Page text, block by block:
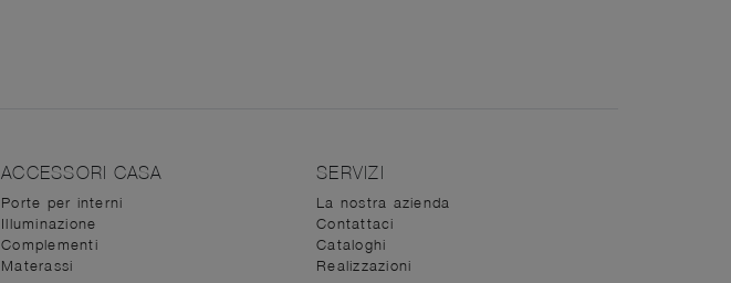
ACCESSORI CASA
Porte per interni
Illuminazione
Complementi
Materassi
SERVIZI
La nostra azienda
Contattaci
Cataloghi
Realizzazioni